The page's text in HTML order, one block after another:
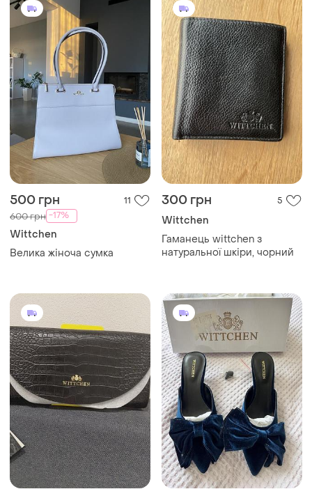
500 грн 11
600 грн -17%
Wittchen
Велика жіноча сумка
300 грн 5
Wittchen
Гаманець wittchen з
натуральної шкіри, чорний